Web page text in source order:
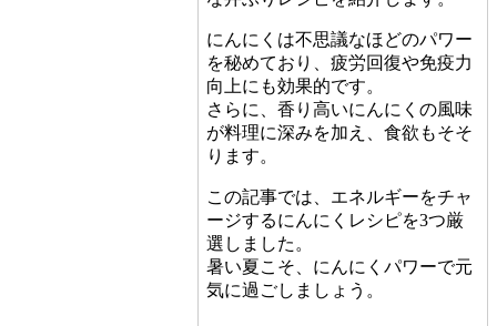
にんにくは不思議なほどのパワー
を秘めており、疲労回復や免疫力
向上にも効果的です。
さらに、香り高いにんにくの風味
が料理に深みを加え、食欲もそそ
ります。
この記事では、エネルギーをチャ
ージするにんにくレシピを3つ厳
選しました。
暑い夏こそ、にんにくパワーで元
気に過ごしましょう。